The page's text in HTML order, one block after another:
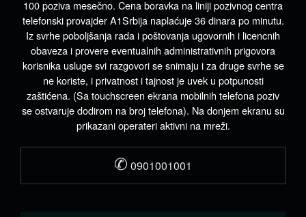
100 poziva mesečno. Cena boravka na liniji pozivnog centra
telefonski provajder A1Srbija naplaćuje 36 dinara po minutu.
Iz svrhe poboljšanja rada i poštovanja ugovornih i licencnih
obaveza i provere eventualnih administrativnih prigovora
korisnika usluge svi razgovori se snimaju i za druge svrhe se
ne koriste, i privatnost i tajnost je uvek u potpunosti
zaštićena. (Sa touchscreen ekrana mobilnih telefona poziv
se ostvaruje dodirom na broj telefona). Na donjem ekranu su
prikazani operateri aktivni na mreži.
✆ 0901001001